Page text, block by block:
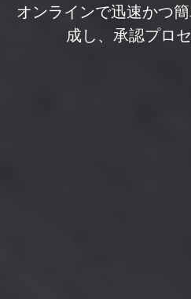
オンラインで迅速かつ
成し、承認プロ